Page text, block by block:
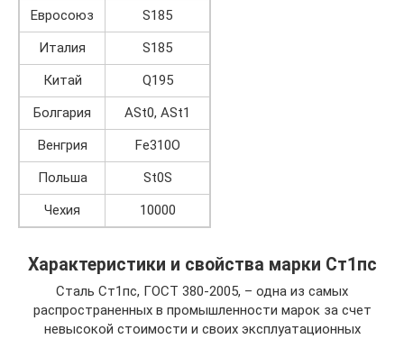
Евросоюз
S185
Италия
S185
Китай
Q195
Болгария
ASt0, ASt1
Венгрия
Fe310O
Польша
St0S
Чехия
10000
Характеристики и свойства марки Ст1пс
Сталь Ст1пс, ГОСТ 380-2005, – одна из самых
распространенных в промышленности марок за счет
невысокой стоимости и своих эксплуатационных